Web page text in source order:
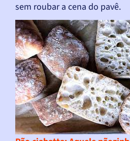
sem roubar a cena do pavê.